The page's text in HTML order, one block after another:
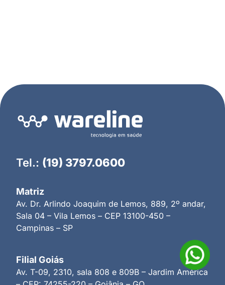
Tel.: (19) 3797.0600
Matriz
Av. Dr. Arlindo Joaquim de Lemos, 889, 2º andar,
Sala 04 – Vila Lemos – CEP 13100-450 –
Campinas – SP
Filial Goiás
Av. T-09, 2310, sala 808 e 809B – Jardim América